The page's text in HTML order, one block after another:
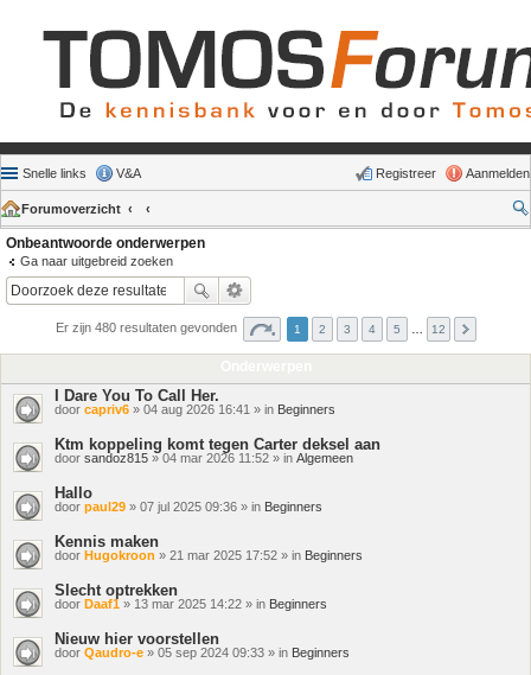
Snelle links V&A Aanmelden
Registreer
Forumoverzicht
Onbeantwoorde onderwerpen
Ga naar uitgebreid zoeken
Er zijn 480 resultaten gevonden 1 2 3 4 5 12
I Dare You To Call Her.
door capriv6 » 04 aug 2026 16:41 » in Beginners
Ktm koppeling komt tegen Carter deksel aan
door sandoz815 » 04 mar 2026 11:52 » in Algemeen
Hallo
door paul29 » 07 jul 2025 09:36 » in Beginners
Kennis maken
door Hugokroon » 21 mar 2025 17:52 » in Beginners
Slecht optrekken
door Daaf1 » 13 mar 2025 14:22 » in Beginners
Nieuw hier voorstellen
door Qaudro-e » 05 sep 2024 09:33 » in Beginners